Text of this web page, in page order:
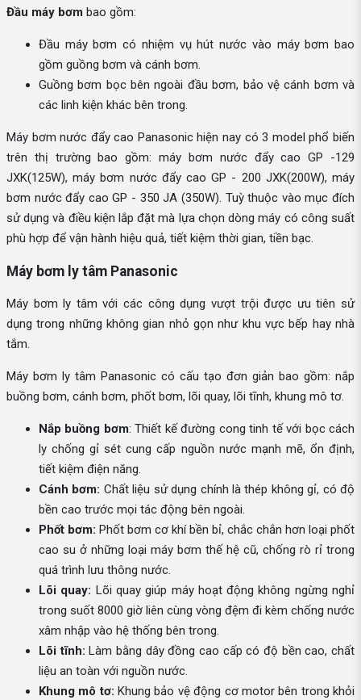
Đầu máy bơm bao gồm:
Đầu máy bơm có nhiệm vụ hút nước vào máy bơm bao
gồm guồng bơm và cánh bơm.
Guồng bơm bọc bên ngoài đầu bơm, bảo vệ cánh bơm và
các linh kiện khác bên trong.
Máy bơm nước đẩy cao Panasonic hiện nay có 3 model phổ biến
trên thị trường bao gồm: máy bơm nước đẩy cao GP -129
JXK(125W), máy bơm nước đẩy cao GP - 200 JXK(200W), máy
bơm nước đẩy cao GP - 350 JA (350W). Tuỳ thuộc vào mục đích
sử dụng và điều kiện lắp đặt mà lựa chọn dòng máy có công suất
phù hợp để vận hành hiệu quả, tiết kiệm thời gian, tiền bạc.
Máy bơm ly tâm Panasonic
Máy bơm ly tâm với các công dụng vượt trội được ưu tiên sử
dụng trong những không gian nhỏ gọn như khu vực bếp hay nhà
tắm.
Máy bơm ly tâm Panasonic có cấu tạo đơn giản bao gồm: nắp
buồng bơm, cánh bơm, phốt bơm, lõi quay, lõi tĩnh, khung mô tơ.
Nắp buồng bơm: Thiết kế đường cong tinh tế với bọc cách
ly chống gỉ sét cung cấp nguồn nước mạnh mẽ, ổn định,
tiết kiệm điện năng.
Cánh bơm: Chất liệu sử dụng chính là thép không gỉ, có độ
bền cao trước mọi tác động bên ngoài.
Phốt bơm: Phốt bơm cơ khí bền bỉ, chắc chắn hơn loại phốt
cao su ở những loại máy bơm thế hệ cũ, chống rò rỉ trong
quá trình lưu thông nước.
Lõi quay: Lõi quay giúp máy hoạt động không ngừng nghỉ
trong suốt 8000 giờ liên cùng vòng đệm đi kèm chống nước
xâm nhập vào hệ thống bên trong.
Lõi tĩnh: Làm bằng dây đồng cao cấp có độ bền cao, chất
liệu an toàn với nguồn nước.
Khung mô tơ: Khung bảo vệ động cơ motor bên trong khỏi